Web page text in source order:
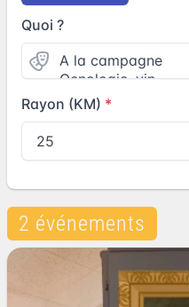
Quoi ?
Rayon (KM)
2 événements